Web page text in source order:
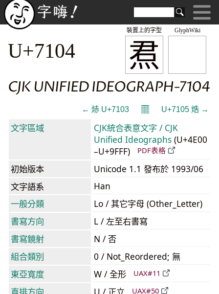
GlyphWiki
焄
裝置上的字型
U+7104
CJK UNIFIED IDEOGRAPH-7104
← 焃 U+7103 𝄜 U+7105 焅 →
文字區域
CJK統合表意文字 / CJK
Unified Ideographs (U+4E00
–U+9FFF)
PDF表格
初始版本
Unicode 1.1 發布於 1993/06
文字語系
Han
一般分類
Lo / 其它字母 (Other_Letter)
書寫方向
L / 左至右書寫
書寫鏡射
N / 否
組合類別
0 / Not_Reordered; 無
東亞寬度
W / 全形 UAX#11
直排方向 U / 正立 UAX#50